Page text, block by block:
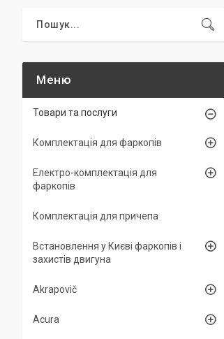
Товари та послуги
Комплектація для фаркопів
Електро-комплектація для
фаркопів
Комплектація для причепа
Встановлення у Києві фаркопів і
захистів двигуна
Akrapovič
Acura